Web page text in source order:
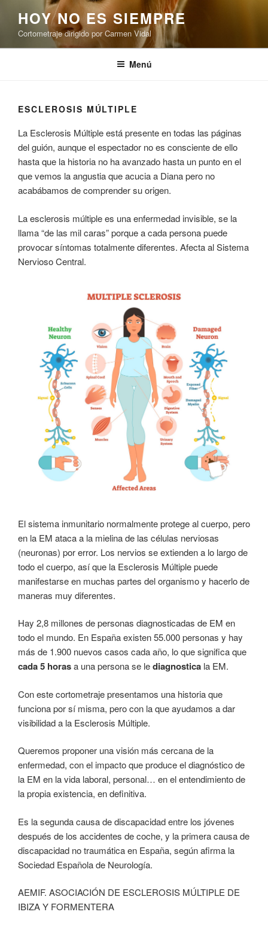
contenido
HOY NO ES SIEMPRE
Cortometraje dirigido por Carmen Vidal
Menú
ESCLEROSIS MÚLTIPLE
La Esclerosis Múltiple está presente en todas las páginas
del guión, aunque el espectador no es consciente de ello
hasta que la historia no ha avanzado hasta un punto en el
que vemos la angustia que acucia a Diana pero no
acabábamos de comprender su origen.
La esclerosis múltiple es una enfermedad invisible, se la
llama “de las mil caras” porque a cada persona puede
provocar síntomas totalmente diferentes. Afecta al Sistema
Nervioso Central.
El sistema inmunitario normalmente protege al cuerpo, pero
en la EM ataca a la mielina de las células nerviosas
(neuronas) por error. Los nervios se extienden a lo largo de
todo el cuerpo, así que la Esclerosis Múltiple puede
manifestarse en muchas partes del organismo y hacerlo de
maneras muy diferentes.
Hay 2,8 millones de personas diagnosticadas de EM en
todo el mundo. En España existen 55.000 personas y hay
más de 1.900 nuevos casos cada año, lo que significa que
cada 5 horasa una persona se lediagnostica la EM.
Con este cortometraje presentamos una historia que
funciona por sí misma, pero con la que ayudamos a dar
visibilidad a la Esclerosis Múltiple.
Queremos proponer una visión más cercana de la
enfermedad, con el impacto que produce el diagnóstico de
la EM en la vida laboral, personal… en el entendimiento de
la propia existencia, en definitiva.
Es la segunda causa de discapacidad entre los jóvenes
después de los accidentes de coche, y la primera causa de
discapacidad no traumática en España, según afirma la
Sociedad Española de Neurología.
AEMIF. ASOCIACIÓN DE ESCLEROSIS MÚLTIPLE DE
IBIZA Y FORMENTERA